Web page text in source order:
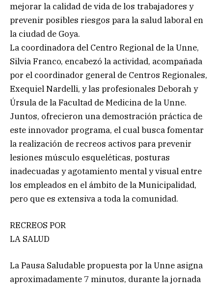
mejorar la calidad de vida de los trabajadores y
prevenir posibles riesgos para la salud laboral en
la ciudad de Goya.
La coordinadora del Centro Regional de la Unne,
Silvia Franco, encabezó la actividad, acompañada
por el coordinador general de Centros Regionales,
Exequiel Nardelli, y las profesionales Deborah y
Úrsula de la Facultad de Medicina de la Unne.
Juntos, ofrecieron una demostración práctica de
este innovador programa, el cual busca fomentar
la realización de recreos activos para prevenir
lesiones músculo esqueléticas, posturas
inadecuadas y agotamiento mental y visual entre
los empleados en el ámbito de la Municipalidad,
pero que es extensiva a toda la comunidad.
RECREOS POR
LA SALUD
La Pausa Saludable propuesta por la Unne asigna
aproximadamente 7 minutos, durante la jornada